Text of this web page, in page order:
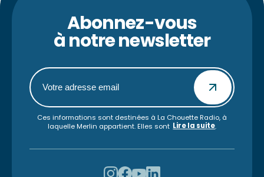
Abonnez-vous
à notre newsletter
Ces informations sont destinées à La Chouette Radio, à
laquelle Merlin appartient. Elles sont Lire la suite.